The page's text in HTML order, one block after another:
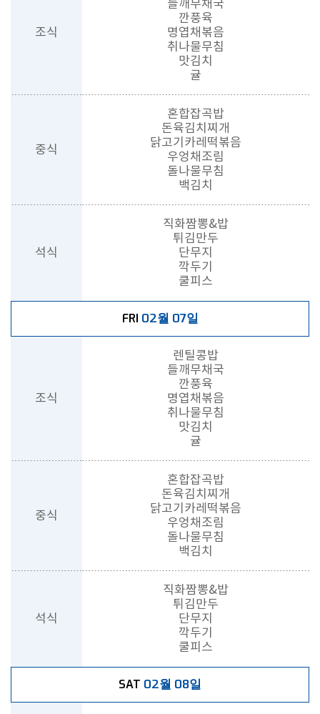
조식
들깨무채국
깐풍육
명엽채볶음
취나물무침
맛김치
귤
중식
혼합잡곡밥
돈육김치찌개
닭고기카레떡볶음
우엉채조림
돌나물무침
백김치
석식
직화짬뽕&밥
튀김만두
단무지
깍두기
쿨피스
FRI 02월 07일
조식
렌틸콩밥
들깨무채국
깐풍육
명엽채볶음
취나물무침
맛김치
귤
중식
혼합잡곡밥
돈육김치찌개
닭고기카레떡볶음
우엉채조림
돌나물무침
백김치
석식
직화짬뽕&밥
튀김만두
단무지
깍두기
쿨피스
SAT 02월 08일